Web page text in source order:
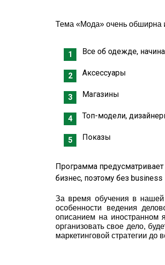
Тема «Мода» очень обширна
Все об одежде,
Аксессуары
Магазины
Топ-модели,
Показы
Программа
бизнес, поэтому без
За время обучения в
особенности ведения
описанием на иностранном
организовать свое дело,
маркетинговой стратегии до